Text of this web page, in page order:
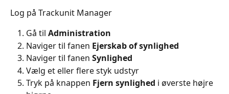
Log på Trackunit Manager
Gå til Administration
Naviger til fanen Ejerskab of synlighed
Naviger til fanen Synlighed
Vælg et eller flere styk udstyr
Tryk på knappen Fjern synlighed i øverste højre